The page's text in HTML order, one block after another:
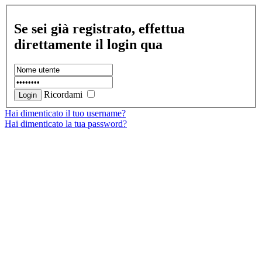
Se sei già registrato, effettua
direttamente il login qua
Ricordami
Hai dimenticato il tuo username?
Hai dimenticato la tua password?